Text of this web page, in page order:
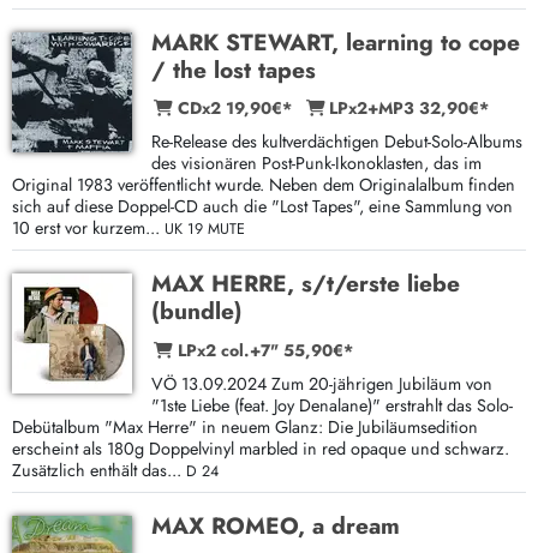
MARK STEWART, learning to cope
/ the lost tapes
CDx2 19,90€*
LPx2+MP3 32,90€*
Re-Release des kultverdächtigen Debut-Solo-Albums
des visionären Post-Punk-Ikonoklasten, das im
Original 1983 veröffentlicht wurde. Neben dem Originalalbum finden
sich auf diese Doppel-CD auch die "Lost Tapes", eine Sammlung von
10 erst vor kurzem... UK 19 MUTE
MAX HERRE, s/t/erste liebe
(bundle)
LPx2 col.+7" 55,90€*
VÖ 13.09.2024 Zum 20-jährigen Jubiläum von
"1ste Liebe (feat. Joy Denalane)" erstrahlt das Solo-
Debütalbum "Max Herre" in neuem Glanz: Die Jubiläumsedition
erscheint als 180g Doppelvinyl marbled in red opaque und schwarz.
Zusätzlich enthält das... D 24
MAX ROMEO, a dream